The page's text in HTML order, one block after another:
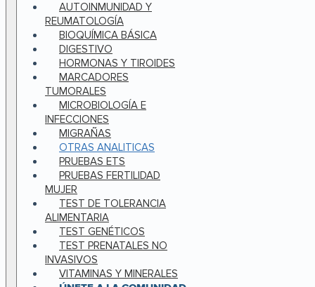
AUTOINMUNIDAD Y
REUMATOLOGÍA
BIOQUÍMICA BÁSICA
DIGESTIVO
HORMONAS Y TIROIDES
MARCADORES
TUMORALES
MICROBIOLOGÍA E
INFECCIONES
MIGRAÑAS
OTRAS ANALITICAS
PRUEBAS ETS
PRUEBAS FERTILIDAD
MUJER
TEST DE TOLERANCIA
ALIMENTARIA
TEST GENÉTICOS
TEST PRENATALES NO
INVASIVOS
VITAMINAS Y MINERALES